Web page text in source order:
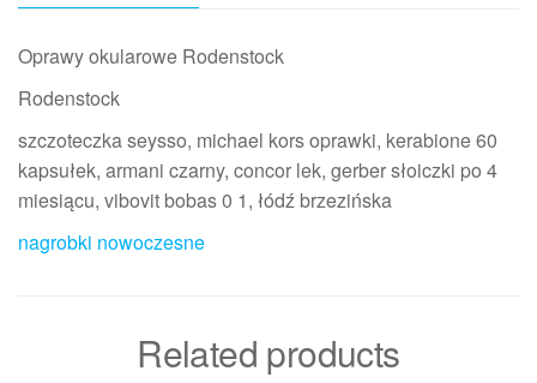
Oprawy okularowe Rodenstock
Rodenstock
szczoteczka seysso, michael kors oprawki, kerabione 60
kapsułek, armani czarny, concor lek, gerber słoiczki po 4
miesiącu, vibovit bobas 0 1, łódź brzezińska
nagrobki nowoczesne
Related products